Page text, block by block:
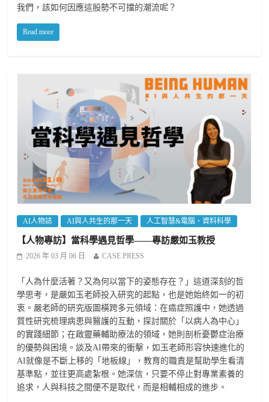
我們，該如何因應這股勢不可擋的潮流呢？
Read more
AI人物誌 AI與人共生的那一天 人工智慧&電腦、資料科學
【人物專訪】當科學遇見哲學——專訪嚴如玉教授
2026 年 03 月 06 日 CASE PRESS
「人為什麼活著？又為何以當下的姿態存在？」這道深刻的哲
學思考，是嚴如玉老師投入研究的起點，也是她始終如一的初
衷。嚴老師的研究版圖橫跨多元領域：在癌症照護中，她透過
質性研究梳理病患與醫護的互動，探討關於「以病人為中心」
的實踐細節；在啟靈藥輔助療法的領域，她則剖析憂鬱症治療
的優勢與困境。談及AI帶來的衝擊，如玉老師形容快速進化的
AI就像是不斷上移的「地板線」，教育的職責是幫助學生看清
基準點，並往更高處紮根。她深信，只要不停止對專業素養的
追求，人與科技之間便不是取代，而是相輔相成的進步。